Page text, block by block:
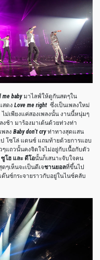
me babyมาไลฟ์ให้ดูกันสดๆใน
สดง Love me right ซึ่งเป็นเพลงใหม่
ไม่เพียงแค่สองเพลงนั้น งานนี้หนุ่มๆ
งช้า มาร้องมาเต้นด้วยท่วงท่า
พลง Baby don’t cryท่าทางสุดแสน
โซโล่ แดนซ์ แถมท้ายด้วยการแอบ
แถวนั้นคงจิตใจไม่อยู่กับเนื้อกับตัว
โฮ และ ดีโอนั้นก็เสนาะจับใจคน
ๆเห็นจะเป็นดีเจชานยอลที่ขึ้นไป
นซ์กระจายราวกับอยู่ในไนซ์คลับ